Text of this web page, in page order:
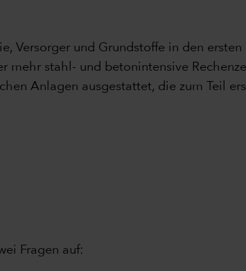
Versorger und Grundstoffe in den ersten
mehr stahl- und betonintensive
Anlagen ausgestattet, die zum Teil
Fragen auf: